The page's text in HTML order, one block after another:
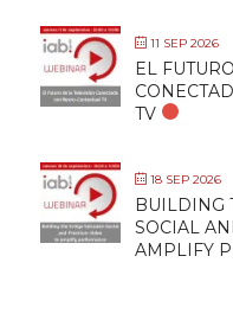
11 SEP 2026
EL
TV
18 SEP 2026
BUILDING
SOCIAL
AMPLIFY